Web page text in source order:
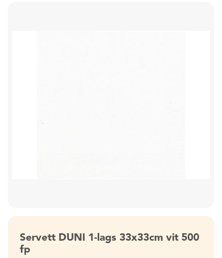
Servett DUNI 1-lags 33x33cm vit 500
fp